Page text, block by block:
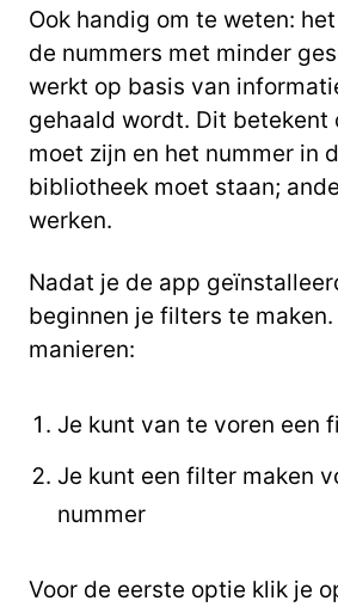
Ook handig om te weten:
de nummers met minder
werkt op basis van
gehaald wordt. Dit betekent
moet zijn en het nummer in
bibliotheek moet staan;
werken.
Nadat je de app
beginnen je filters te
manieren:
Je kunt van te voren een
Je kunt een filter maken
nummer
Voor de eerste optie klik je